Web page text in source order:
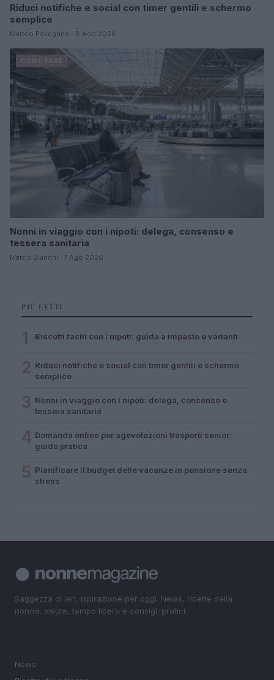
Riduci notifiche e social con timer gentili e schermo
semplice
Matteo Pellegrino · 8 Ago 2026
Nonni in viaggio con i nipoti: delega, consenso e
tessera sanitaria
Marco Bianchi · 7 Ago 2026
PIÙ LETTI
Biscotti facili con i nipoti: guida a impasto e varianti
Riduci notifiche e social con timer gentili e schermo
semplice
Nonni in viaggio con i nipoti: delega, consenso e
tessera sanitaria
Domanda online per agevolazioni trasporti senior:
guida pratica
Pianificare il budget delle vacanze in pensione senza
stress
Saggezza di ieri, ispirazione per oggi. News, ricette della
nonna, salute, tempo libero e consigli pratici.
News